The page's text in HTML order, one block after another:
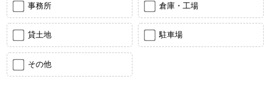
事務所 倉庫・工場
貸土地 駐車場
その他